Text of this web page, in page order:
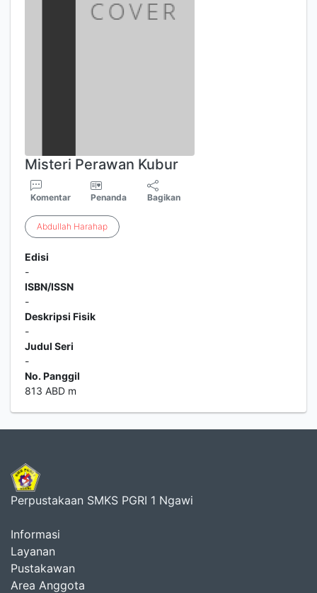
Misteri Perawan Kubur
Komentar Penanda Bagikan
Abdullah Harahap
Edisi
-
ISBN/ISSN
-
Deskripsi Fisik
-
Judul Seri
-
No. Panggil
813 ABD m
Perpustakaan SMKS PGRI 1 Ngawi
Informasi
Layanan
Pustakawan
Area Anggota